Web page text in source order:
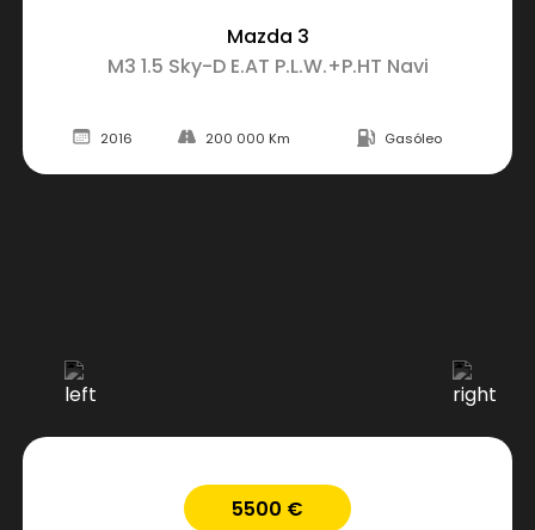
Mazda 3
M3 1.5 Sky-D E.AT P.L.W.+P.HT Navi
2016 200 000 Km Gasóleo
5500 €